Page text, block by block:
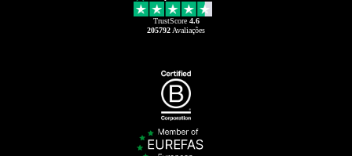
TrustScore 4.6
205792 Avaliações